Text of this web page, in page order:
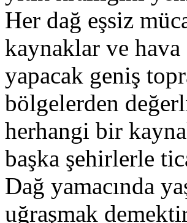
Her dağ eşsiz
kaynaklar ve hava
yapacak geniş
bölgelerden
herhangi bir
başka şehirlerle
Dağ yamacında
uğraşmak